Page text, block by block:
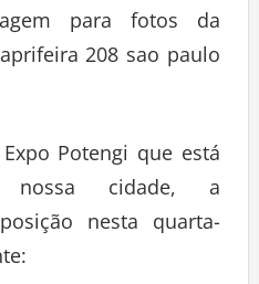
Potengi que está
nossa cidade, a
nesta quarta-